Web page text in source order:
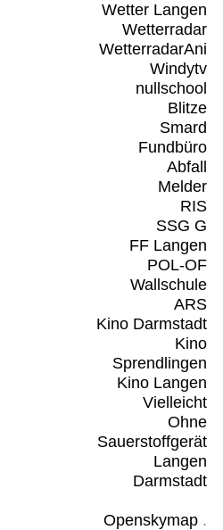
Wetter Langen
Wetterradar
WetterradarAni
Windytv
nullschool
Blitze
Smard
Fundbüro
Abfall
Melder
RIS
SSG G
FF Langen
POL-OF
Wallschule
ARS
Kino Darmstadt
Kino
Sprendlingen
Kino Langen
Vielleicht
Ohne
Sauerstoffgerät
Langen
Darmstadt
Openskymap.